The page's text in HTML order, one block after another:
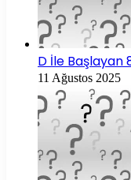
D İle Başlayan
11 Ağustos 2025